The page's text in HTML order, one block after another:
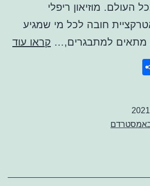
העולם. מוזיאון ריפלי
חובה לכל מי שמגיע
מתאים למתבגרים,… קראו עוד